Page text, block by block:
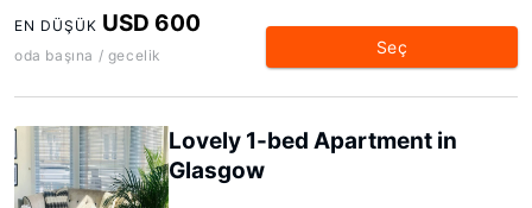
EN DÜŞÜK USD 600
oda başına / gecelik Seç
Lovely 1-bed Apartment in
Glasgow